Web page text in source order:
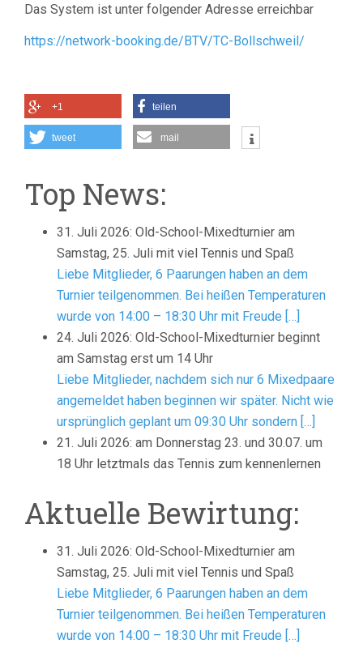
Das System ist unter folgender Adresse erreichbar
https://network-booking.de/BTV/TC-Bollschweil/
+1 teilen
tweet mail
Top News:
31. Juli 2026: Old-School-Mixedturnier am
Samstag, 25. Juli mit viel Tennis und Spaß
Liebe Mitglieder, 6 Paarungen haben an dem
Turnier teilgenommen. Bei heißen Temperaturen
wurde von 14:00 – 18:30 Uhr mit Freude […]
24. Juli 2026: Old-School-Mixedturnier beginnt
am Samstag erst um 14 Uhr
Liebe Mitglieder, nachdem sich nur 6 Mixedpaare
angemeldet haben beginnen wir später. Nicht wie
ursprünglich geplant um 09:30 Uhr sondern […]
21. Juli 2026: am Donnerstag 23. und 30.07. um
18 Uhr letztmals das Tennis zum kennenlernen
Aktuelle Bewirtung:
31. Juli 2026: Old-School-Mixedturnier am
Samstag, 25. Juli mit viel Tennis und Spaß
Liebe Mitglieder, 6 Paarungen haben an dem
Turnier teilgenommen. Bei heißen Temperaturen
wurde von 14:00 – 18:30 Uhr mit Freude […]